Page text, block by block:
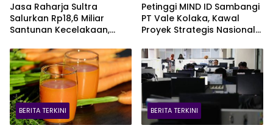
Jasa Raharja Sultra
Salurkan Rp18,6 Miliar
Santunan Kecelakaan,
Terbanyak
Petinggi MIND ID Sambangi
PT Vale Kolaka, Kawal
Proyek Strategis Nasional
BERITA TERKINI BERITA TERKINI